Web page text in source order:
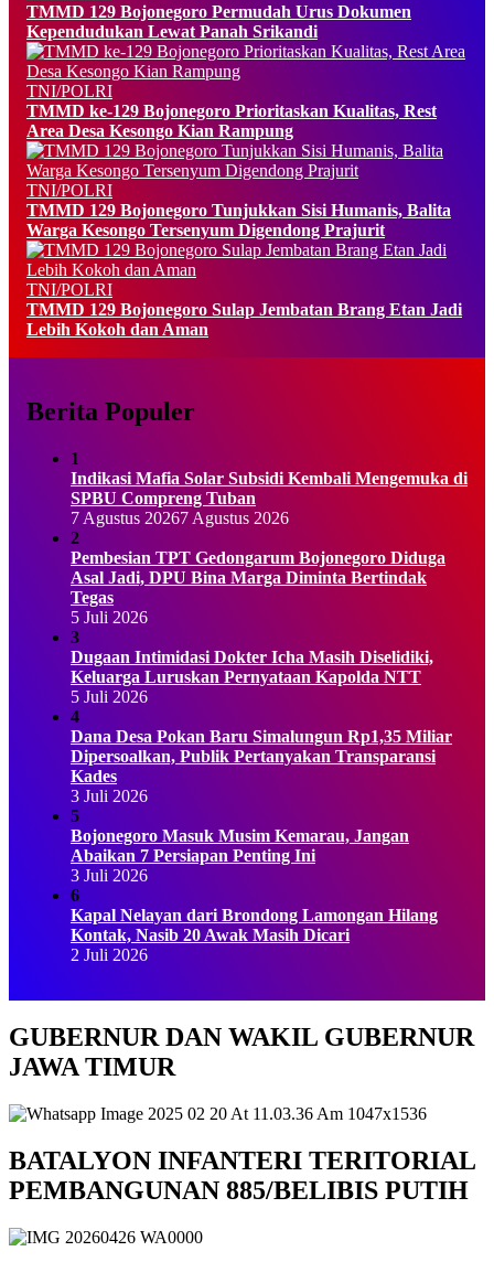
TMMD 129 Bojonegoro Permudah Urus Dokumen
Kependudukan Lewat Panah Srikandi
TNI/POLRI
TMMD ke-129 Bojonegoro Prioritaskan Kualitas, Rest
Area Desa Kesongo Kian Rampung
TNI/POLRI
TMMD 129 Bojonegoro Tunjukkan Sisi Humanis, Balita
Warga Kesongo Tersenyum Digendong Prajurit
TNI/POLRI
TMMD 129 Bojonegoro Sulap Jembatan Brang Etan Jadi
Lebih Kokoh dan Aman
Berita Populer
1
Indikasi Mafia Solar Subsidi Kembali Mengemuka di
SPBU Compreng Tuban
7 Agustus 20267 Agustus 2026
2
Pembesian TPT Gedongarum Bojonegoro Diduga
Asal Jadi, DPU Bina Marga Diminta Bertindak
Tegas
5 Juli 2026
3
Dugaan Intimidasi Dokter Icha Masih Diselidiki,
Keluarga Luruskan Pernyataan Kapolda NTT
5 Juli 2026
4
Dana Desa Pokan Baru Simalungun Rp1,35 Miliar
Dipersoalkan, Publik Pertanyakan Transparansi
Kades
3 Juli 2026
5
Bojonegoro Masuk Musim Kemarau, Jangan
Abaikan 7 Persiapan Penting Ini
3 Juli 2026
6
Kapal Nelayan dari Brondong Lamongan Hilang
Kontak, Nasib 20 Awak Masih Dicari
2 Juli 2026
GUBERNUR DAN WAKIL GUBERNUR
JAWA TIMUR
BATALYON INFANTERI TERITORIAL
PEMBANGUNAN 885/BELIBIS PUTIH